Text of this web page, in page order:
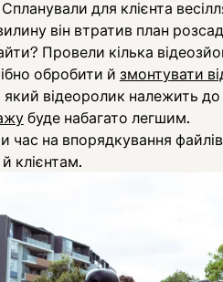
для клієнта
він втратив план
Провели кілька
обробити й змонтувати
відеоролик належить
буде набагато легшим.
час на впорядкування
клієнтам.